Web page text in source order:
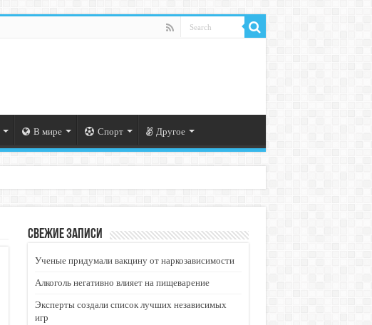
В мире Спорт Другое
Свежие записи
Ученые придумали вакцину от наркозависимости
Алкоголь негативно влияет на пищеварение
Эксперты создали список лучших независимых
игр